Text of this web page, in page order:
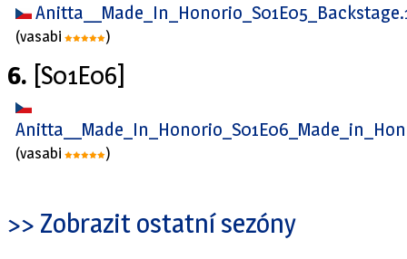
(vasabi )
6. [S01E06]
(vasabi )
>> Zobrazit ostatní sezóny